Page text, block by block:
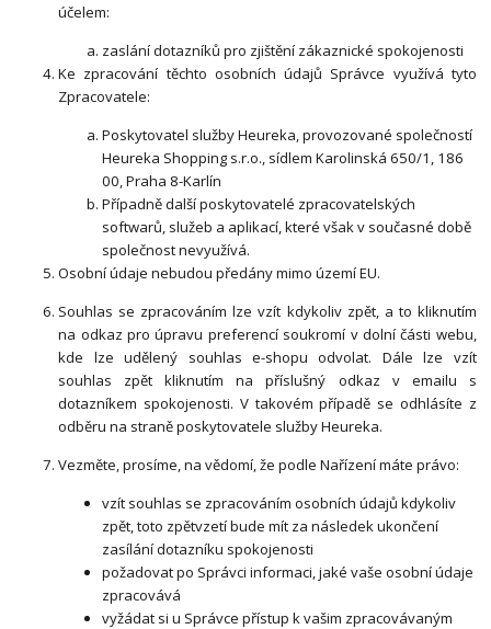
účelem:
zaslání dotazníků pro zjištění zákaznické spokojenosti
Ke zpracování těchto osobních údajů Správce využívá tyto
Zpracovatele:
Poskytovatel služby Heureka, provozované společností
Heureka Shopping s.r.o., sídlem Karolinská 650/1, 186
00, Praha 8-Karlín
Případně další poskytovatelé zpracovatelských
softwarů, služeb a aplikací, které však v současné době
společnost nevyužívá.
Osobní údaje nebudou předány mimo území EU.
Souhlas se zpracováním lze vzít kdykoliv zpět, a to kliknutím
na odkaz pro úpravu preferencí soukromí v dolní části webu,
kde lze udělený souhlas e-shopu odvolat. Dále lze vzít
souhlas zpět kliknutím na příslušný odkaz v emailu s
dotazníkem spokojenosti. V takovém případě se odhlásíte z
odběru na straně poskytovatele služby Heureka.
Vezměte, prosíme, na vědomí, že podle Nařízení máte právo:
vzít souhlas se zpracováním osobních údajů kdykoliv
zpět, toto zpětvzetí bude mít za následek ukončení
zasílání dotazníku spokojenosti
požadovat po Správci informaci, jaké vaše osobní údaje
zpracovává
vyžádat si u Správce přístup k vašim zpracovávaným